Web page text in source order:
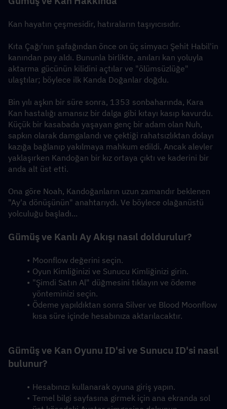
Kan hayatın çeşmesidir, hatıraların taşıyıcısıdır.
Kıta Çağı'nın şafağından önce on üç simyacı Şehit Habil'in
kanından pay aldı. Bununla birlikte, anıları kan yoluyla
aktarma gücünün kilidini açtılar ve "ölümsüzlüğe"
ulaştılar; böylece ilk Kanda Doğanlar doğdu.
Bin yılı aşkın bir süre sonra, 1353 sonbaharında, Kara
Kan hastalığı amansız bir dalga gibi kıtayı kasıp kavurdu.
Küçük bir kasabada yaşayan genç bir adam olan Nuh,
sapkın olarak damgalandı ve çektiği rahatsızlıktan dolayı
kazığa bağlanıp yakılmaya mahkum edildi. Ancak alevler
yaklaşırken Kandoğan bir kız ortaya çıktı ve kaderini bir
anda alt üst etti.
Ona göre Noah, Kandoğanların uzun zamandır beklenen
"Ay'a dönüşünün" anahtarıydı. Ve böylece olağanüstü
yolculuğu başladı...
Gümüş ve Kanlı Ay Akışı nasıl doldurulur?
Moonflow değerini seçin.
Oyun Kimliğinizi ve Sunucu Kimliğinizi girin.
"Şimdi Satın Al" düğmesini tıklayın ve ödeme
yönteminizi seçin.
Ödeme yapıldıktan sonra Silver ve Blood Moonflow
kısa süre içinde hesabınıza aktarılacaktır.
Gümüş ve Kan Oyunu ID'si ve Sunucu ID'si nasıl
bulunur?
Hesabınızı kullanarak oyuna giriş yapın.
Temel bilgi sayfasına girmek için ana ekranda sol